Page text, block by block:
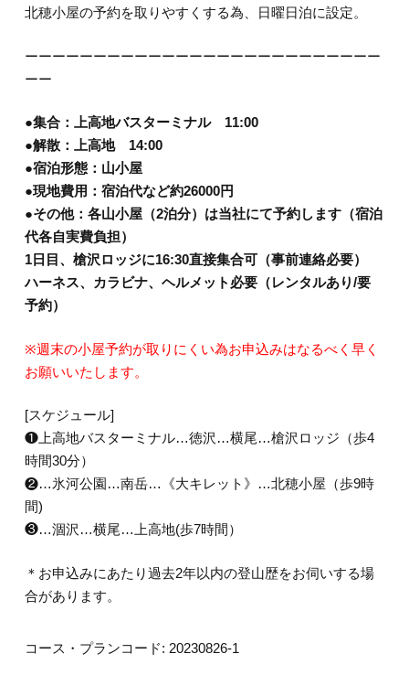
北穂小屋の予約を取りやすくする為、日曜日泊に設定。
ーーーーーーーーーーーーーーーーーーーーーーーーーー
ーー
●集合：上高地バスターミナル 11:00
●解散：上高地 14:00
●宿泊形態：山小屋
●現地費用：宿泊代など約26000円
●その他：各山小屋（2泊分）は当社にて予約します（宿泊
代各自実費負担）
1日目、槍沢ロッジに16:30直接集合可（事前連絡必要）
ハーネス、カラビナ、ヘルメット必要（レンタルあり/要
予約）
※週末の小屋予約が取りにくい為お申込みはなるべく早く
お願いいたします。
[スケジュール]
❶上高地バスターミナル…徳沢…横尾…槍沢ロッジ（歩4
時間30分）
❷…氷河公園…南岳…《大キレット》…北穂小屋（歩9時
間)
❸…涸沢…横尾…上高地(歩7時間）
＊お申込みにあたり過去2年以内の登山歴をお伺いする場
合があります。
コース・プランコード: 20230826-1